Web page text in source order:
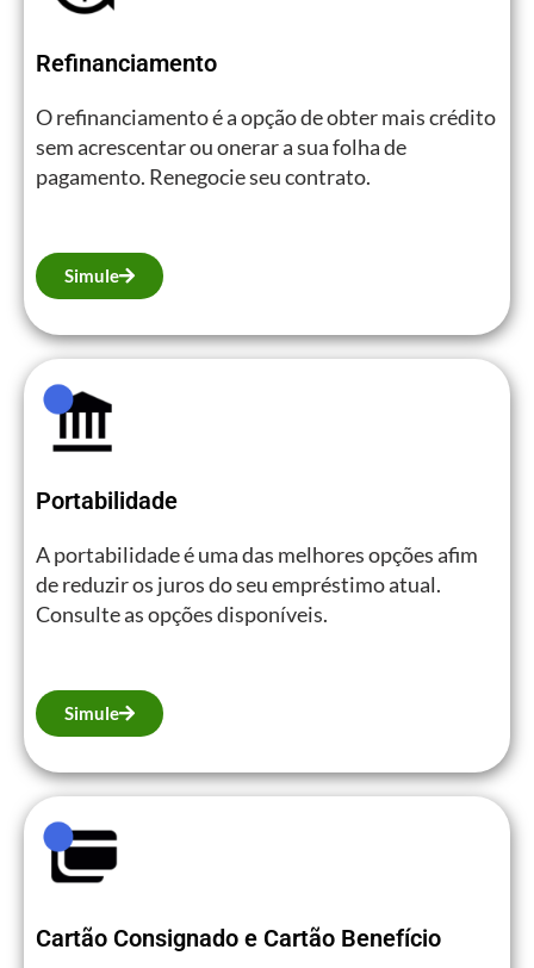
Refinanciamento
O refinanciamento é a opção de obter mais crédito
sem acrescentar ou onerar a sua folha de
pagamento. Renegocie seu contrato.
Simule
Portabilidade
A portabilidade é uma das melhores opções afim
de reduzir os juros do seu empréstimo atual.
Consulte as opções disponíveis.
Simule
Cartão Consignado e Cartão Benefício